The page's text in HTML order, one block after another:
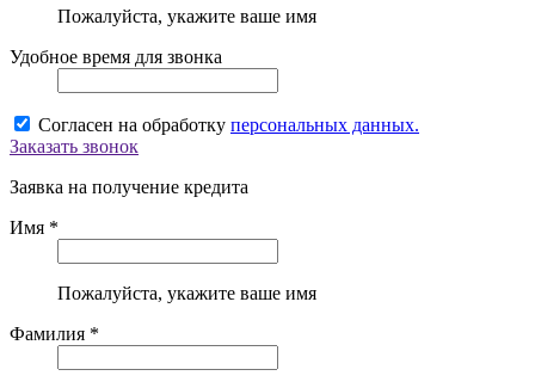
Пожалуйста, укажите ваше имя
Удобное время для звонка
Согласен на обработку персональных данных.
Заказать звонок
Заявка на получение кредита
Имя *
Пожалуйста, укажите ваше имя
Фамилия *